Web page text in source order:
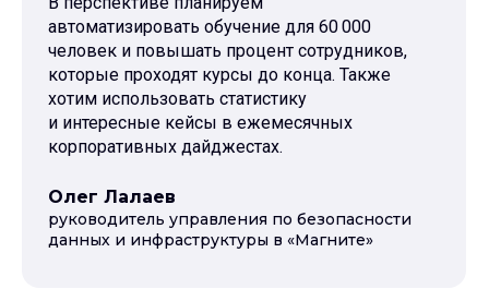
руководитель управления по безопасности
данных и инфраструктуры в «Магните»
Олег Лалаев
автоматизировать обучение для 60 000
человек и повышать процент сотрудников,
которые проходят курсы до конца. Также
хотим использовать статистику
и интересные кейсы в ежемесячных
корпоративных дайджестах.
Поделиться